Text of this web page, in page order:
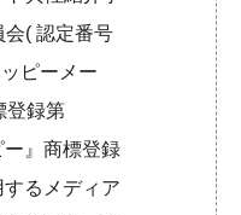
( 認定番号
ピーメー
登録第
』商標登録
るメディア